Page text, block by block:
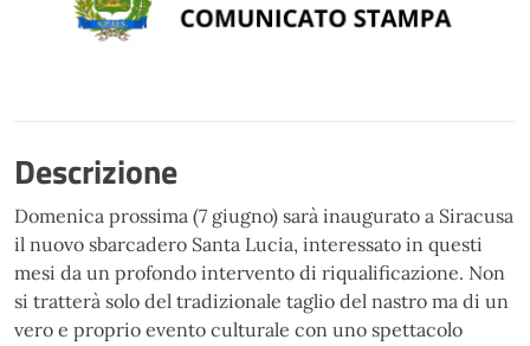
Descrizione
Domenica prossima (7 giugno) sarà inaugurato a Siracusa
il nuovo sbarcadero Santa Lucia, interessato in questi
mesi da un profondo intervento di riqualificazione. Non
si tratterà solo del tradizionale taglio del nastro ma di un
vero e proprio evento culturale con uno spettacolo